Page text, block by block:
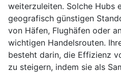
weiterzuleiten. Solche Hubs
geografisch günstigen
von Häfen, Flughäfen oder
wichtigen Handelsrouten.
besteht darin, die Effizienz
zu steigern, indem sie als